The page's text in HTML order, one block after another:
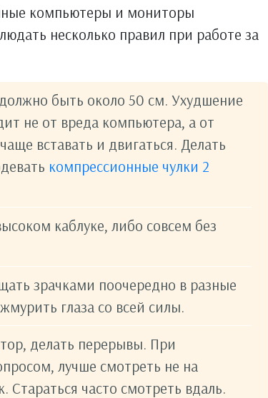
компьютеры и мониторы
несколько правил при работе за
быть около 50 см. Ухудшение
не от вреда компьютера, а от
вставать и двигаться. Делать
компрессионные чулки 2
каблуке, либо совсем без
зрачками поочередно в разные
глаза со всей силы.
делать перерывы. При
лучше смотреть не на
часто смотреть вдаль.